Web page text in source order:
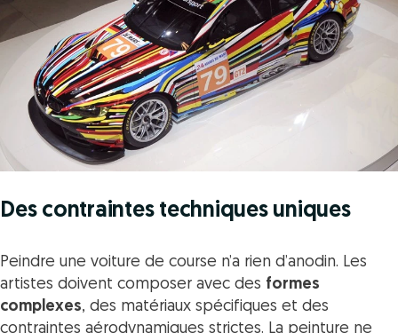
Des contraintes techniques uniques
Peindre une voiture de course n’a rien d’anodin. Les
artistes doivent composer avec des formes
complexes, des matériaux spécifiques et des
contraintes aérodynamiques strictes. La peinture ne